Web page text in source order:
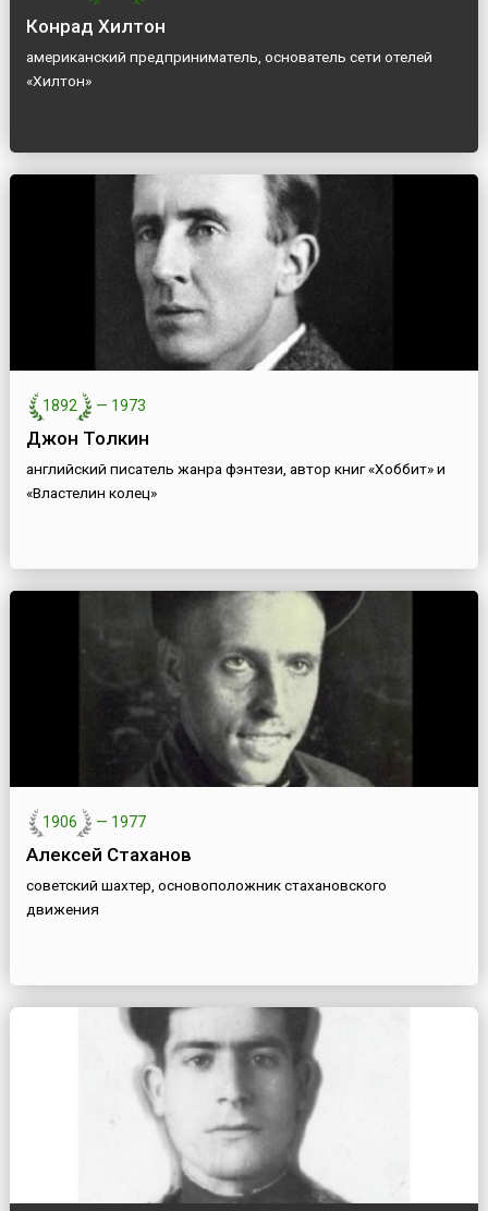
Конрад Хилтон
американский предприниматель, основатель сети отелей
«Хилтон»
1892 — 1973
Джон Толкин
английский писатель жанра фэнтези, автор книг «Хоббит» и
«Властелин колец»
1906 — 1977
Алексей Стаханов
советский шахтер, основоположник стахановского
движения